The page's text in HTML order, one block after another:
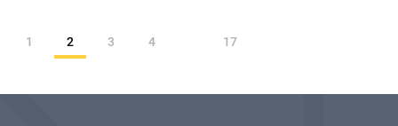
1 2 3 4 17